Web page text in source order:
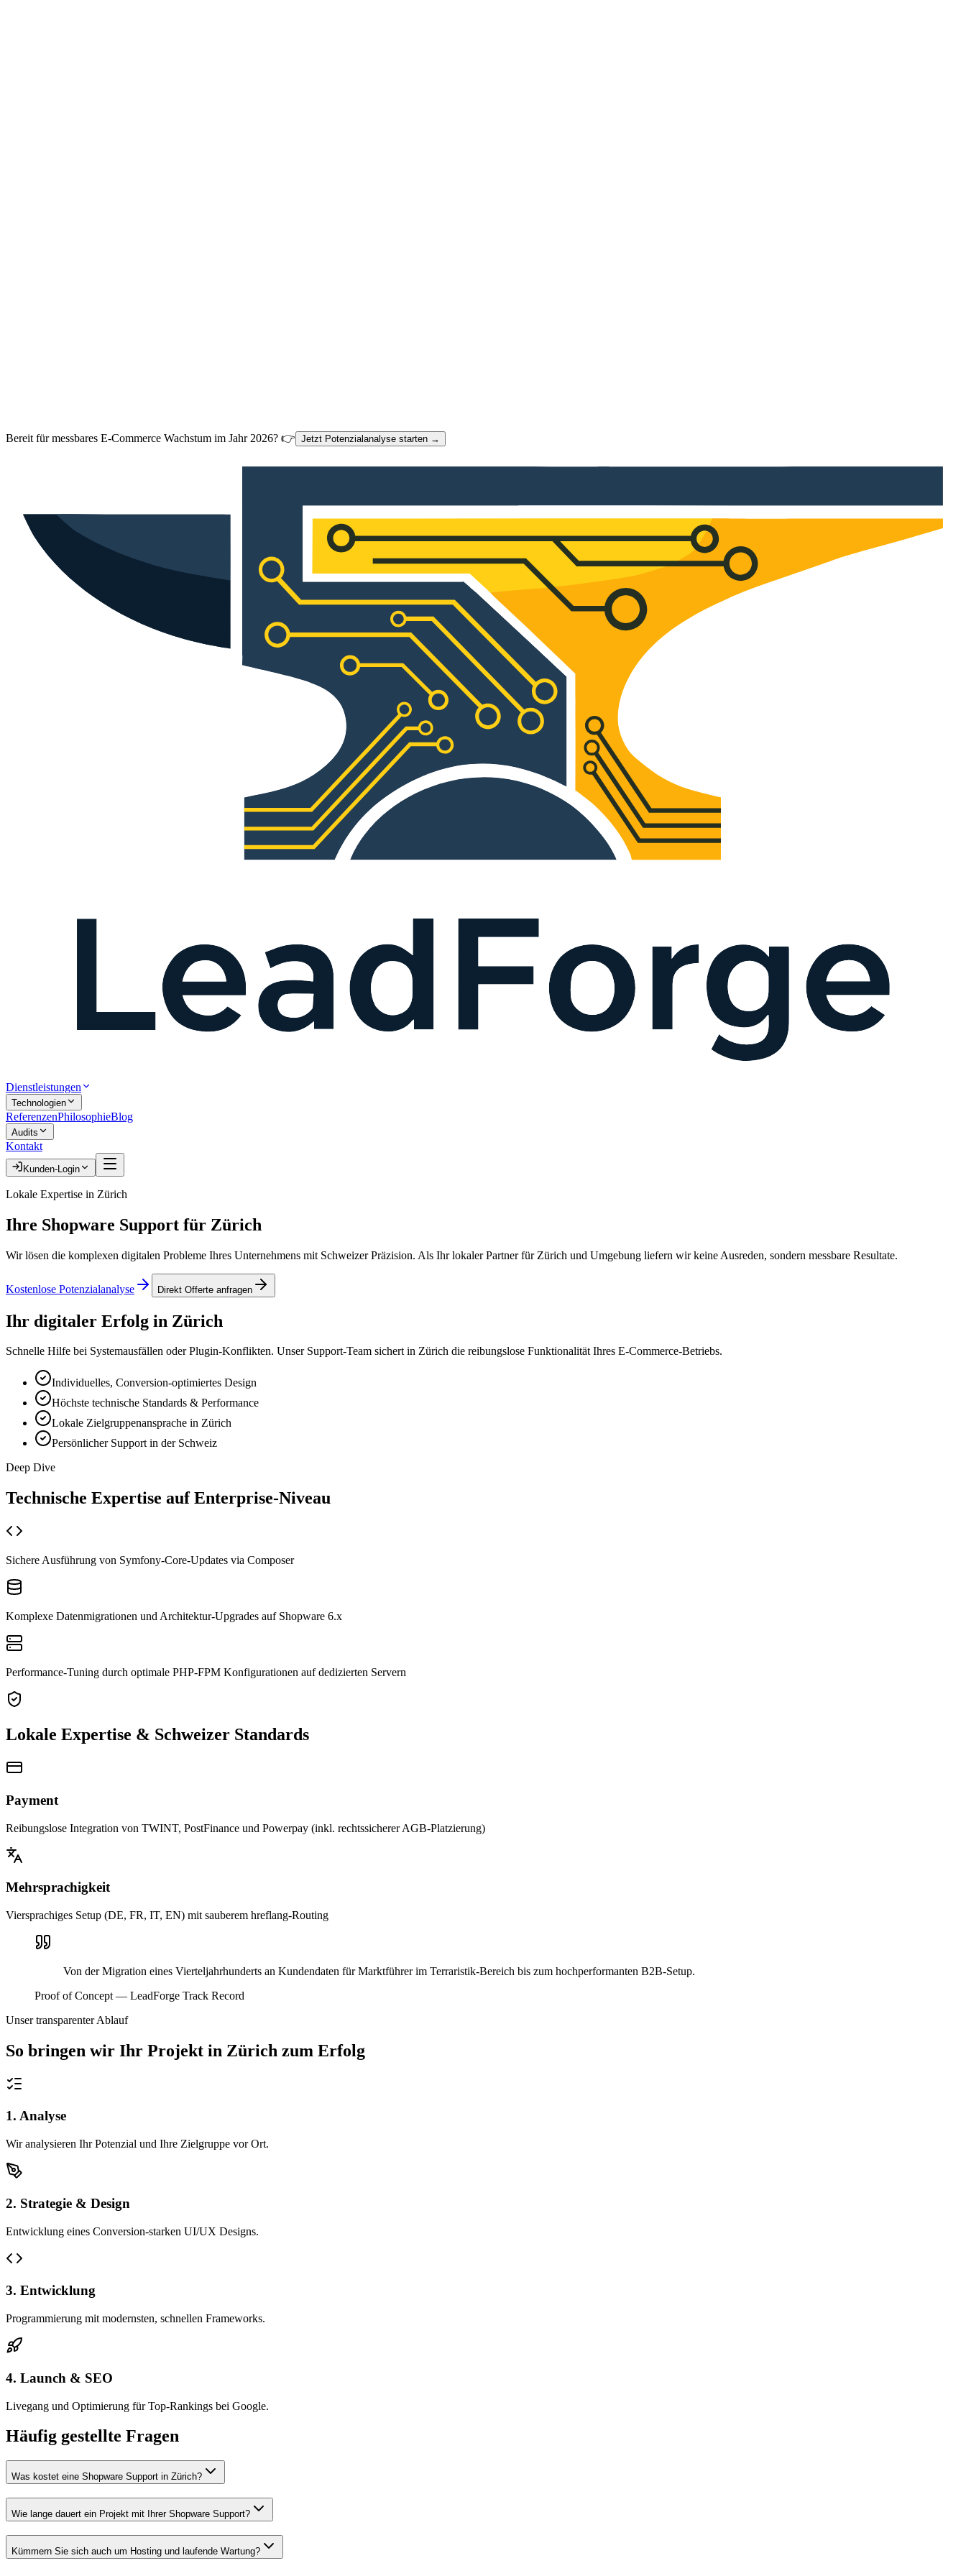
Bereit für messbares E-Commerce Wachstum im Jahr 2026? 👉 Jetzt Potenzialanalyse starten →
Dienstleistungen
Technologien
ReferenzenPhilosophieBlog
Audits
Kontakt
Kunden-Login
Lokale Expertise in Zürich
Ihre Shopware Support für Zürich
Wir lösen die komplexen digitalen Probleme Ihres Unternehmens mit Schweizer Präzision. Als Ihr lokaler Partner für Zürich und Umgebung liefern wir keine Ausreden, sondern messbare Resultate.
Kostenlose Potenzialanalyse Direkt Offerte anfragen
Ihr digitaler Erfolg in Zürich
Schnelle Hilfe bei Systemausfällen oder Plugin-Konflikten. Unser Support-Team sichert in Zürich die reibungslose Funktionalität Ihres E-Commerce-Betriebs.
Individuelles, Conversion-optimiertes Design
Höchste technische Standards & Performance
Lokale Zielgruppenansprache in Zürich
Persönlicher Support in der Schweiz
Deep Dive
Technische Expertise auf Enterprise-Niveau
Sichere Ausführung von Symfony-Core-Updates via Composer
Komplexe Datenmigrationen und Architektur-Upgrades auf Shopware 6.x
Performance-Tuning durch optimale PHP-FPM Konfigurationen auf dedizierten Servern
Lokale Expertise & Schweizer Standards
Payment
Reibungslose Integration von TWINT, PostFinance und Powerpay (inkl. rechtssicherer AGB-Platzierung)
Mehrsprachigkeit
Viersprachiges Setup (DE, FR, IT, EN) mit sauberem hreflang-Routing
Von der Migration eines Vierteljahrhunderts an Kundendaten für Marktführer im Terraristik-Bereich bis zum hochperformanten B2B-Setup.
Proof of Concept — LeadForge Track Record
Unser transparenter Ablauf
So bringen wir Ihr Projekt in Zürich zum Erfolg
1. Analyse
Wir analysieren Ihr Potenzial und Ihre Zielgruppe vor Ort.
2. Strategie & Design
Entwicklung eines Conversion-starken UI/UX Designs.
3. Entwicklung
Programmierung mit modernsten, schnellen Frameworks.
4. Launch & SEO
Livegang und Optimierung für Top-Rankings bei Google.
Häufig gestellte Fragen
Was kostet eine Shopware Support in Zürich?
Wie lange dauert ein Projekt mit Ihrer Shopware Support?
Kümmern Sie sich auch um Hosting und laufende Wartung?